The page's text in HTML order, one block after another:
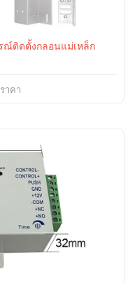
ณ์ติดตั้งกลอนแม่เหล็ก
าคา